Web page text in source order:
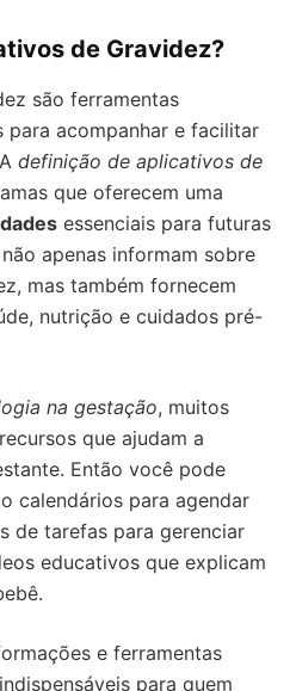
de Gravidez?
são ferramentas
acompanhar e facilitar
definição de aplicativos de
que oferecem uma
essenciais para futuras
apenas informam sobre
mas também fornecem
nutrição e cuidados pré-
na gestação, muitos
que ajudam a
Então você pode
calendários para agendar
de tarefas para gerenciar
educativos que explicam
e ferramentas
para quem